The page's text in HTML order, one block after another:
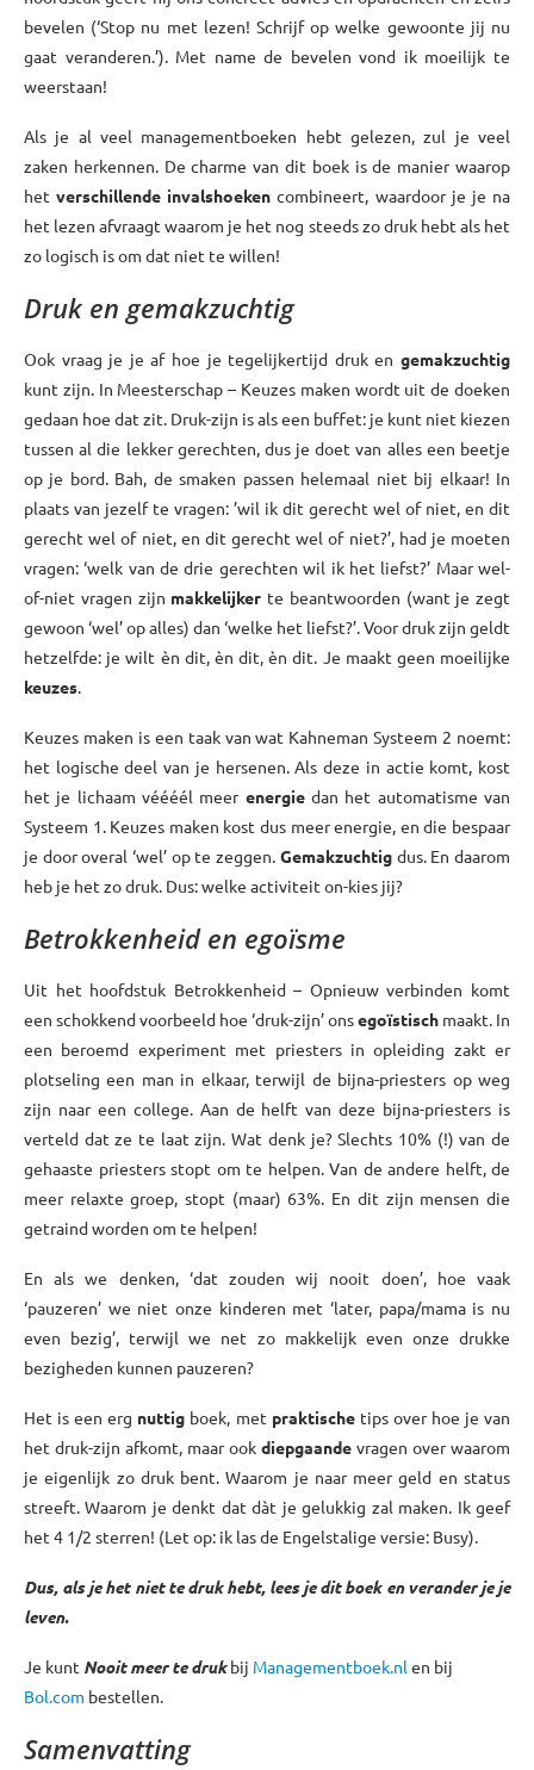
bevelen (‘Stop nu met lezen! Schrijf op welke gewoonte jij nu
gaat veranderen.’). Met name de bevelen vond ik moeilijk te
weerstaan!
Als je al veel managementboeken hebt gelezen, zul je veel
zaken herkennen. De charme van dit boek is de manier waarop
hetverschillende invalshoeken combineert, waardoor je je na
het lezen afvraagt waarom je het nog steeds zo druk hebt als het
zo logisch is om dat niet te willen!
Druk en gemakzuchtig
Ook vraag je je af hoe je tegelijkertijd druk en gemakzuchtig
kunt zijn. In Meesterschap – Keuzes maken wordt uit de doeken
gedaan hoe dat zit. Druk-zijn is als een buffet: je kunt niet kiezen
tussen al die lekker gerechten, dus je doet van alles een beetje
op je bord. Bah, de smaken passen helemaal niet bij elkaar! In
plaats van jezelf te vragen: ’wil ik dit gerecht wel of niet, en dit
gerecht wel of niet, en dit gerecht wel of niet?’, had je moeten
vragen: ‘welk van de drie gerechten wil ik het liefst?’ Maar wel-
of-niet vragen zijn makkelijker te beantwoorden (want je zegt
gewoon ‘wel’ op alles) dan ‘welke het liefst?’. Voor druk zijn geldt
hetzelfde: je wilt èn dit, èn dit, èn dit. Je maakt geen moeilijke
keuzes.
Keuzes maken is een taak van wat Kahneman Systeem 2 noemt:
het logische deel van je hersenen. Als deze in actie komt, kost
het je lichaam véééél meer energiedan het automatisme van
Systeem 1. Keuzes maken kost dus meer energie, en die bespaar
je door overal ‘wel’ op te zeggen. Gemakzuchtigdus. En daarom
heb je het zo druk. Dus: welke activiteit on-kies jij?
Betrokkenheid en egoïsme
Uit het hoofdstuk Betrokkenheid – Opnieuw verbinden komt
een schokkend voorbeeld hoe ‘druk-zijn’ onsegoïstisch maakt. In
een beroemd experiment met priesters in opleiding zakt er
plotseling een man in elkaar, terwijl de bijna-priesters op weg
zijn naar een college. Aan de helft van deze bijna-priesters is
verteld dat ze te laat zijn. Wat denk je? Slechts 10% (!) van de
gehaaste priesters stopt om te helpen. Van de andere helft, de
meer relaxte groep, stopt (maar) 63%. En dit zijn mensen die
getraind worden om te helpen!
En als we denken, ‘dat zouden wij nooit doen’, hoe vaak
‘pauzeren’ we niet onze kinderen met ‘later, papa/mama is nu
even bezig’, terwijl we net zo makkelijk even onze drukke
bezigheden kunnen pauzeren?
Het is een erg nuttig boek, met praktischetips over hoe je van
het druk-zijn afkomt, maar ook diepgaande vragen over waarom
je eigenlijk zo druk bent. Waarom je naar meer geld en status
streeft. Waarom je denkt dat dàt je gelukkig zal maken. Ik geef
het 4 1/2 sterren! (Let op: ik las de Engelstalige versie: Busy).
Dus, als je het niet te druk hebt, lees je dit boek en verander je je
leven.
Je kunt Nooit meer te drukbij Managementboek.nl en bij
Bol.com bestellen.
Samenvatting